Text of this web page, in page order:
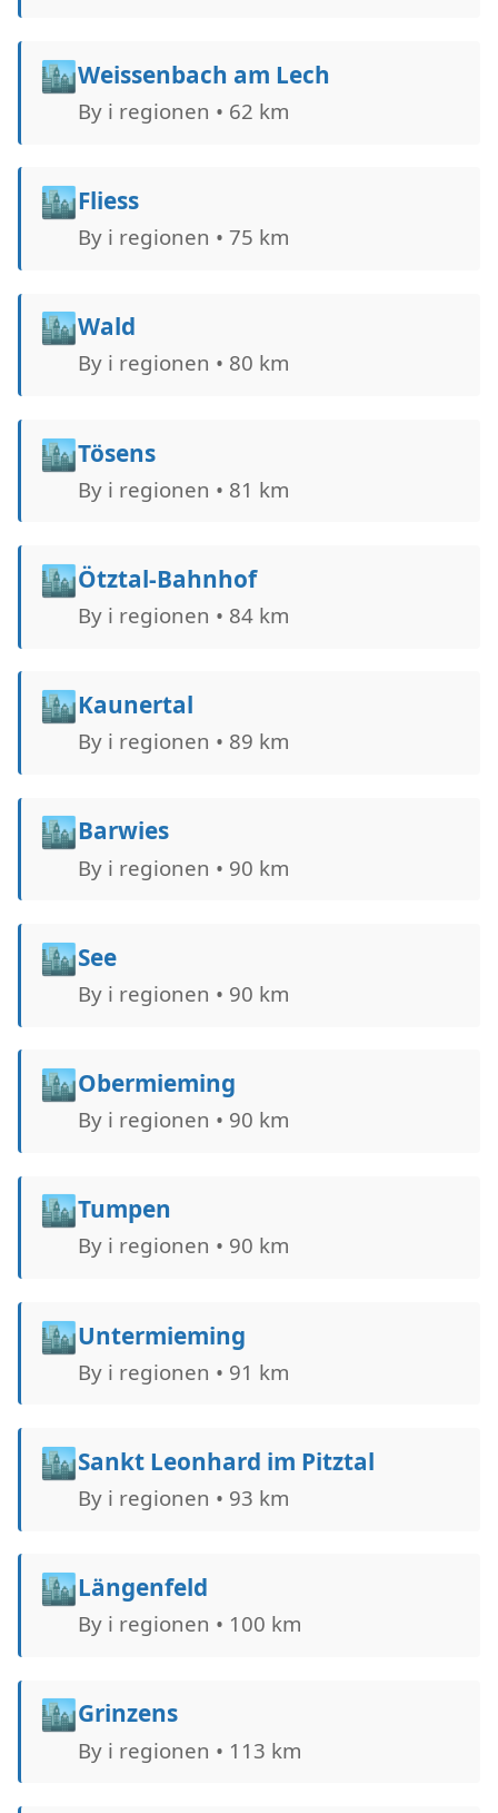
🏙️Weissenbach am Lech
By i regionen • 62 km
🏙️Fliess
By i regionen • 75 km
🏙️Wald
By i regionen • 80 km
🏙️Tösens
By i regionen • 81 km
🏙️Ötztal-Bahnhof
By i regionen • 84 km
🏙️Kaunertal
By i regionen • 89 km
🏙️Barwies
By i regionen • 90 km
🏙️See
By i regionen • 90 km
🏙️Obermieming
By i regionen • 90 km
🏙️Tumpen
By i regionen • 90 km
🏙️Untermieming
By i regionen • 91 km
🏙️Sankt Leonhard im Pitztal
By i regionen • 93 km
🏙️Längenfeld
By i regionen • 100 km
🏙️Grinzens
By i regionen • 113 km